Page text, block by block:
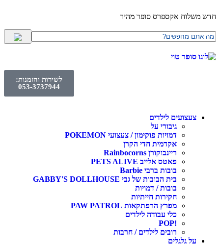
חדש משלוח אקספרס סופר מהיר
לשירות והזמנות:
053-3737944
צעצועים לילדים
גיבורי על
דמויות פוקימון / צעצועי POKEMON
אקדמית חדי הקרן
ריינבוקורן Rainbocorns
פאטס אלייב PETS ALIVE
בובות ברבי Barbie
בית הבובות של גבי GABBY'S DOLLHOUSE
בובות / דמויות
חקירות חייתיות
מפרץ הרפתקאות PAW PATROL
כלי עבודה לילדים
!POP
רובים לילדים / חרבות
על גלגלים